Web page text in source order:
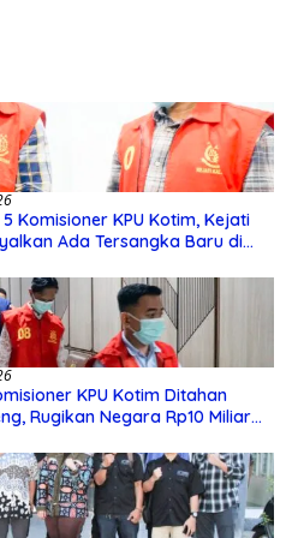
Komisioner KPU Kotim, Kejati
Ada Tersangka Baru di
KPU Kotim Ditahan
Rugikan Negara Rp10 Miliar